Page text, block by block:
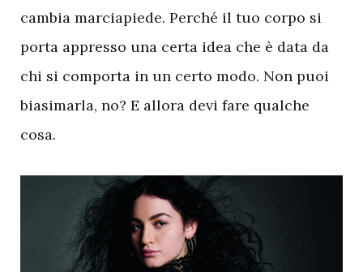
cambia marciapiede. Perché il tuo corpo si
porta appresso una certa idea che è data da
chi si comporta in un certo modo. Non puoi
biasimarla, no? E allora devi fare qualche
cosa.